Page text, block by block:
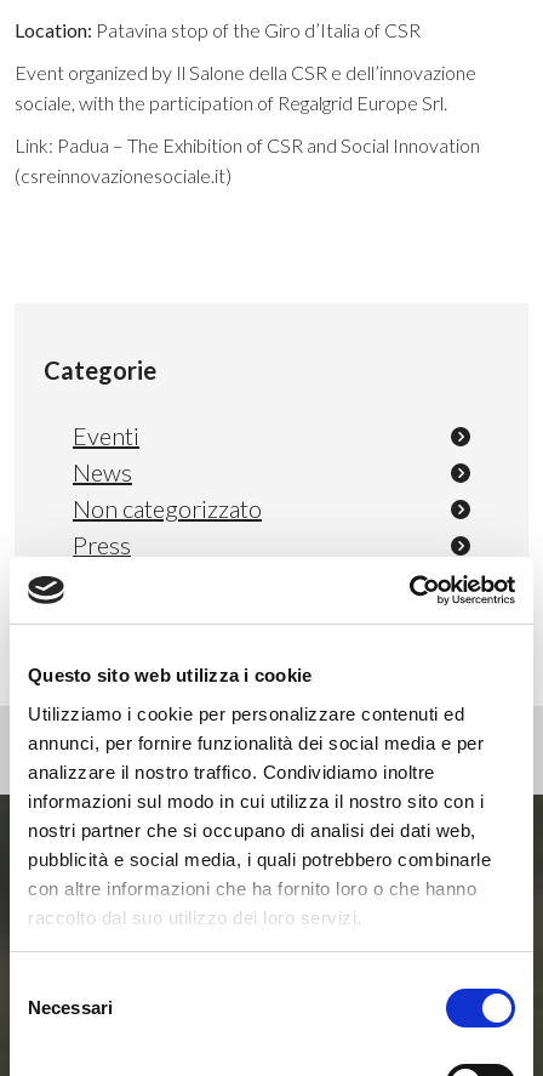
Questo sito web utilizza i cookie
Utilizziamo i cookie per personalizzare contenuti ed
annunci, per fornire funzionalità dei social media e per
analizzare il nostro traffico. Condividiamo inoltre
informazioni sul modo in cui utilizza il nostro sito con i
nostri partner che si occupano di analisi dei dati web,
pubblicità e social media, i quali potrebbero combinarle
con altre informazioni che ha fornito loro o che hanno
raccolto dal suo utilizzo dei loro servizi.
delNecessari
Location: Patavina stop of the Giro d’Italia of CSR
Event organized by Il Salone della CSR e dell’innovazione
sociale, with the participation of Regalgrid Europe Srl.
Link: Padua – The Exhibition of CSR and Social Innovation
(csreinnovazionesociale.it)
Categorie
Eventi
News
Non categorizzato
Press
Entra ora nel mondo
delle Smart Home e
delle Comunità
Energetiche